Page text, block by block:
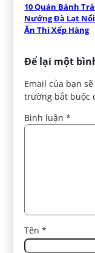
10 Quán Bánh
Nướng Đà Lạt
Ăn Thì Xếp Hàng
Để lại một
Email của bạn
trường bắt buộc
Bình luận*
Tên*